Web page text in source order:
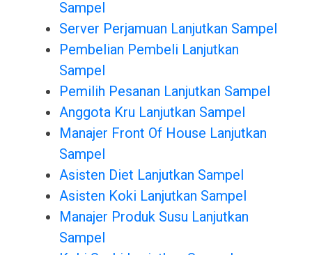
Sampel
Server Perjamuan Lanjutkan Sampel
Pembelian Pembeli Lanjutkan
Sampel
Pemilih Pesanan Lanjutkan Sampel
Anggota Kru Lanjutkan Sampel
Manajer Front Of House Lanjutkan
Sampel
Asisten Diet Lanjutkan Sampel
Asisten Koki Lanjutkan Sampel
Manajer Produk Susu Lanjutkan
Sampel